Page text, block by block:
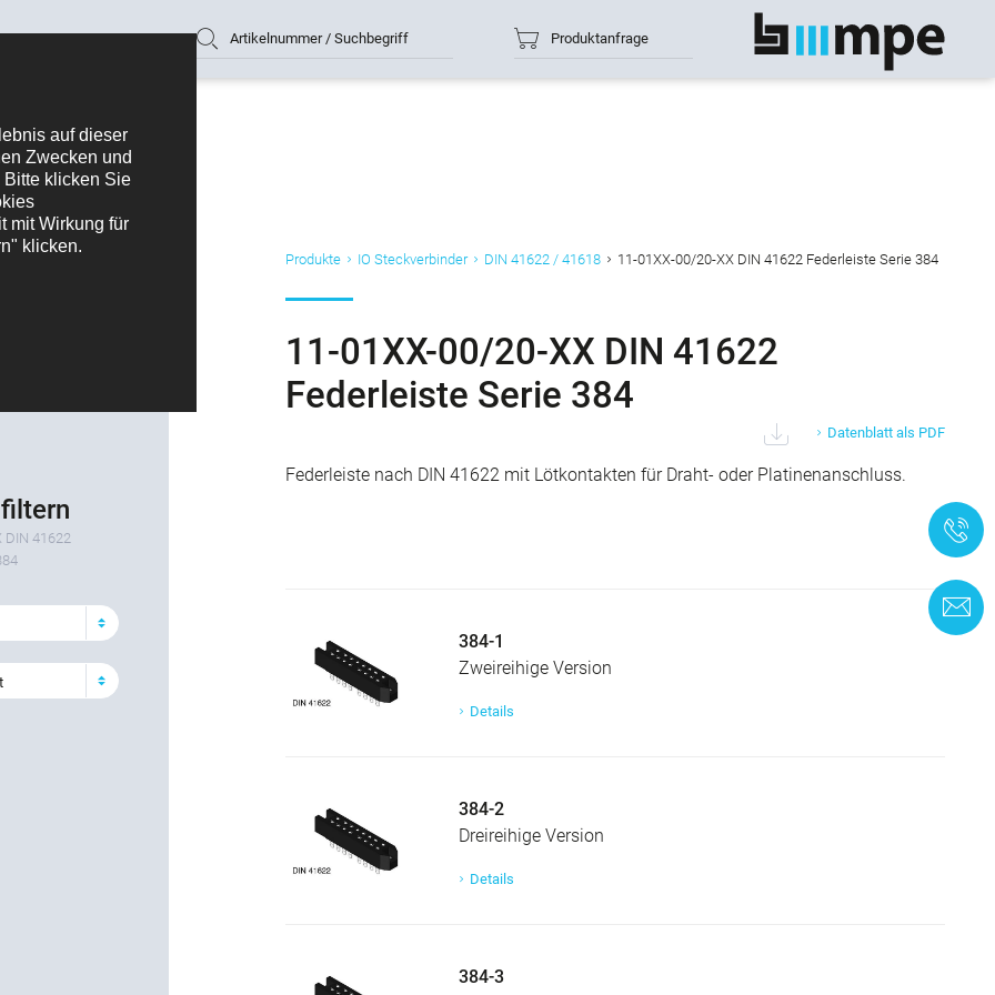
Artikelnummer / Suchbegriff Produktanfrage Alle anzeigen
DIN 41622
Produkte IO Steckverbinder DIN 41622 / 41618 11-01XX-00/20-XX DIN 41622 Federleiste Serie 384
11-01XX-00/20-XX DIN 41622
Federleiste Serie 384
Datenblatt als PDF
Federleiste nach DIN 41622 mit Lötkontakten für Draht- oder Platinenanschluss.
384-1
Zweireihige Version
Details
384-2
Dreireihige Version
Details
384-3